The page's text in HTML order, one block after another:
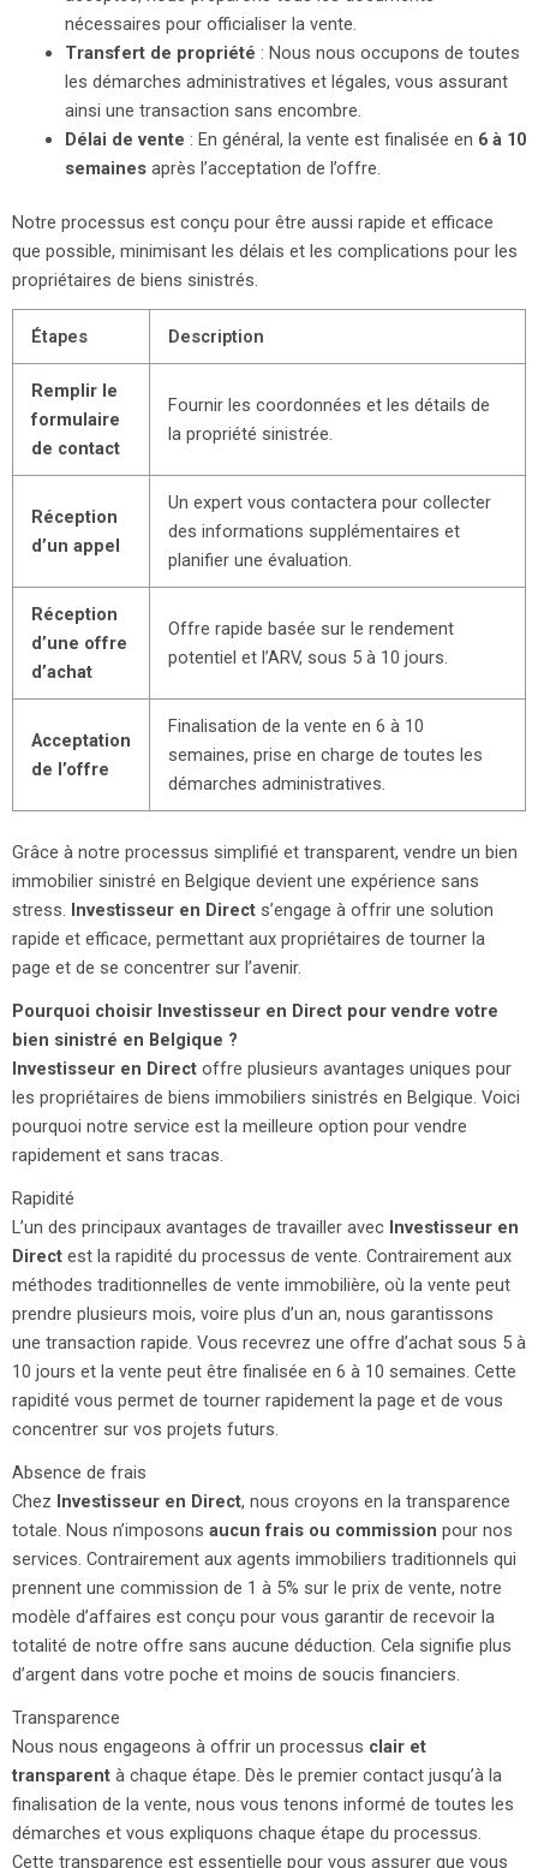
nécessaires pour officialiser la vente.
Transfert de propriété : Nous nous occupons de toutes
les démarches administratives et légales, vous assurant
ainsi une transaction sans encombre.
Délai de vente : En général, la vente est finalisée en 6 à 10
semainesaprès l’acceptation de l’offre.
Notre processus est conçu pour être aussi rapide et efficace
que possible, minimisant les délais et les complications pour les
propriétaires de biens sinistrés.
Étapes Description
Remplir le
formulaire
de contact
Fournir les coordonnées et les détails de
la propriété sinistrée.
Réception
d’un appel
Un expert vous contactera pour collecter
des informations supplémentaires et
planifier une évaluation.
Réception
d’une offre
d’achat
Offre rapide basée sur le rendement
potentiel et l’ARV, sous 5 à 10 jours.
Acceptation
de l’offre
Finalisation de la vente en 6 à 10
semaines, prise en charge de toutes les
démarches administratives.
Grâce à notre processus simplifié et transparent, vendre un bien
immobilier sinistré en Belgique devient une expérience sans
stress. Investisseur en Direct s’engage à offrir une solution
rapide et efficace, permettant aux propriétaires de tourner la
page et de se concentrer sur l’avenir.
Pourquoi choisir Investisseur en Direct pour vendre votre
bien sinistré en Belgique ?
Investisseur en Direct offre plusieurs avantages uniques pour
les propriétaires de biens immobiliers sinistrés en Belgique. Voici
pourquoi notre service est la meilleure option pour vendre
rapidement et sans tracas.
Rapidité
L’un des principaux avantages de travailler avec Investisseur en
Direct est la rapidité du processus de vente. Contrairement aux
méthodes traditionnelles de vente immobilière, où la vente peut
prendre plusieurs mois, voire plus d’un an, nous garantissons
une transaction rapide. Vous recevrez une offre d’achat sous 5 à
10 jours et la vente peut être finalisée en 6 à 10 semaines. Cette
rapidité vous permet de tourner rapidement la page et de vous
concentrer sur vos projets futurs.
Absence de frais
Chez Investisseur en Direct, nous croyons en la transparence
totale. Nous n’imposons aucun frais ou commission pour nos
services. Contrairement aux agents immobiliers traditionnels qui
prennent une commission de 1 à 5% sur le prix de vente, notre
modèle d’affaires est conçu pour vous garantir de recevoir la
totalité de notre offre sans aucune déduction. Cela signifie plus
d’argent dans votre poche et moins de soucis financiers.
Transparence
Nous nous engageons à offrir un processus clair et
transparent à chaque étape. Dès le premier contact jusqu’à la
finalisation de la vente, nous vous tenons informé de toutes les
démarches et vous expliquons chaque étape du processus.
Cette transparence est essentielle pour vous assurer que vous